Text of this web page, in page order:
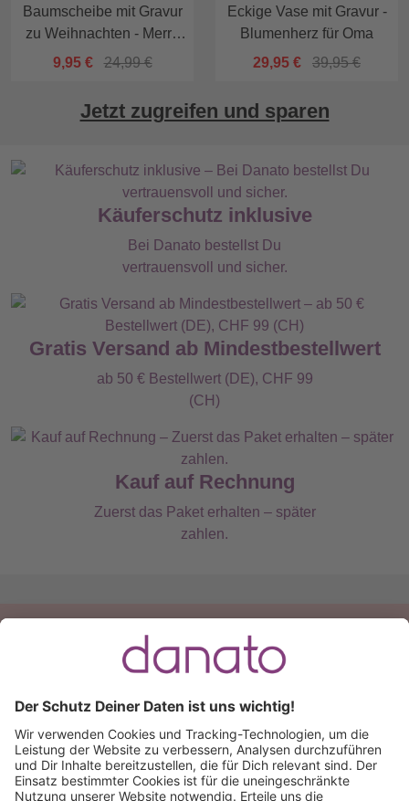
Baumscheibe mit Gravur
zu Weihnachten - Merry
Christmas
9,95 € 24,99 €
Eckige Vase mit Gravur -
Blumenherz für Oma
29,95 €
39,95 €
Jetzt zugreifen und sparen
Käuferschutz inklusive
Bei Danato bestellst Du
vertrauensvoll und sicher.
Gratis Versand ab Mindestbestellwert
ab 50 € Bestellwert (DE), CHF 99
(CH)
Kauf auf Rechnung
Zuerst das Paket erhalten – später
zahlen.
Du hast eine Frage?
+49 (0) 511 51 56 0300
schreib uns eineE-Mail
Käuferschutz inklusive Kauf auf Rechnung